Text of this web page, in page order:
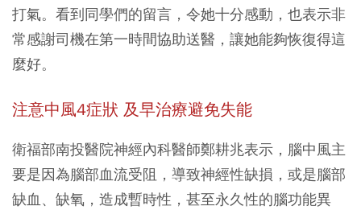
打氣。看到同學們的留言，令她十分感動，也表示非
常感謝司機在第一時間協助送醫，讓她能夠恢復得這
麼好。
注意中風4症狀 及早治療避免失能
衛福部南投醫院神經內科醫師鄭耕兆表示，腦中風主
要是因為腦部血流受阻，導致神經性缺損，或是腦部
缺血、缺氧，造成暫時性，甚至永久性的腦功能異